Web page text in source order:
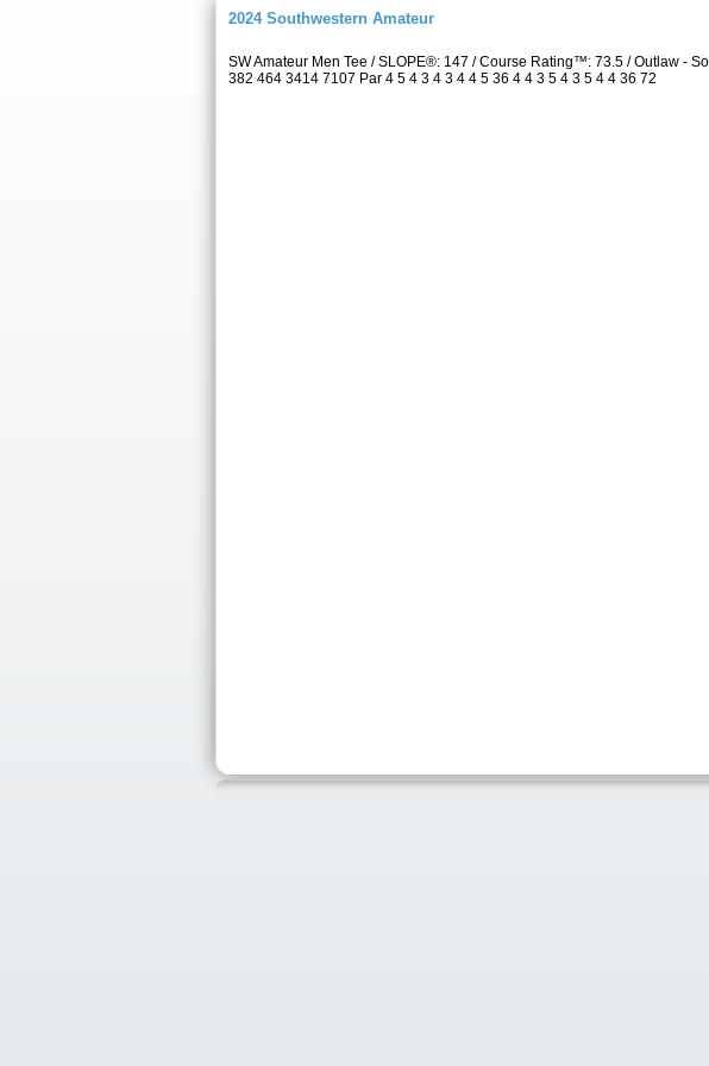
2024 Southwestern Amateur
SW Amateur Men Tee / SLOPE®: 147 / Course Rating™: 73.5 / Outlaw -
382 464 3414 7107 Par 4 5 4 3 4 3 4 4 5 36 4 4 3 5 4 3 5 4 4 36 72